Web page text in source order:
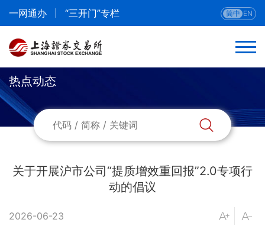
一网通办 “三开门”专栏 简中 EN
返回
热点动态
媒体专区
热点动态
关于开展沪市公司“提质增效重回报”2.0专项行
动的倡议
2026-06-23